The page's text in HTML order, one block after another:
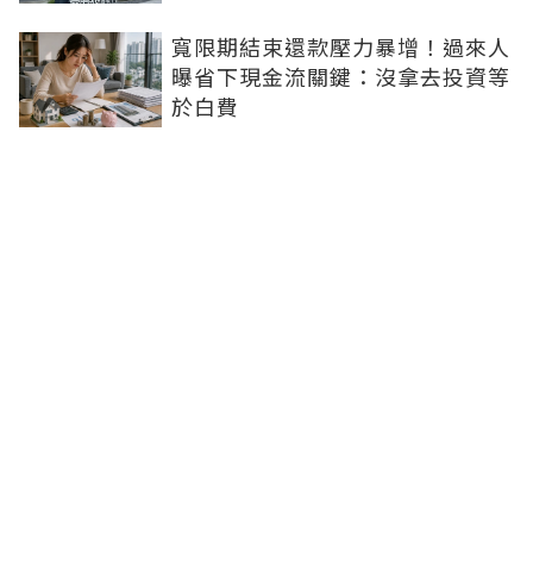
寬限期結束還款壓力暴增！過來人
曝省下現金流關鍵：沒拿去投資等
於白費